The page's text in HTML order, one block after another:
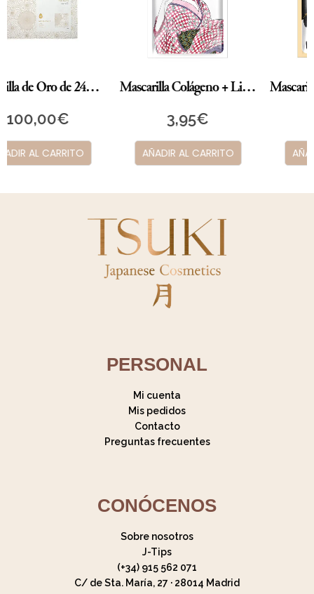
Mascarilla Colágeno + Lithospermun
3,95
AÑADIR AL CARRITO
Mascarilla EGF + LITHOSPERMUM
AÑADIR AL CARRITO
PERSONAL
Mi cuenta
Mis pedidos
Contacto
Preguntas frecuentes
CONÓCENOS
Sobre nosotros
J-Tips
(+34) 915 562 071
C/ de Sta. María, 27 · 28014 Madrid